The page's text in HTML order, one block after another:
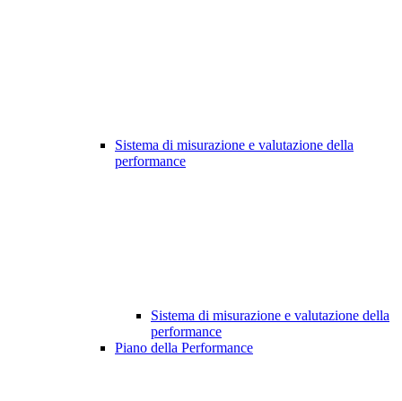
Sistema di misurazione e valutazione della
performance
Sistema di misurazione e valutazione della
performance
Piano della Performance